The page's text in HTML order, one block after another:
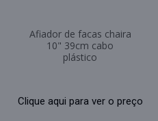
Afiador de facas chaira
10" 39cm cabo
plástico
Clique aqui para ver o preço